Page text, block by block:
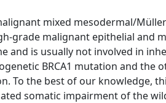
mixed mesodermal/
grade malignant epithelial and
and is usually not involved in
BRCA1 mutation and the
To the best of our knowledge,
somatic impairment of the